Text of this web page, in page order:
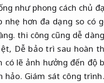
như phong cách chủ
nhẹ hơn đa dạng so có
thi công cũng dễ
Dễ bảo trì sau hoàn
có lẽ ảnh hưởng đến độ
hảo. Giám sát công trình.